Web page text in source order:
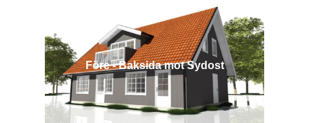
Före - Baksida mot Sydost